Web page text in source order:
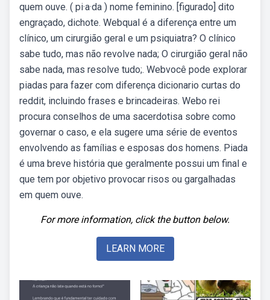
quem ouve. ( pi·a·da ) nome feminino. [figurado] dito
engraçado, dichote. Webqual é a diferença entre um
clínico, um cirurgião geral e um psiquiatra? O clínico
sabe tudo, mas não revolve nada; O cirurgião geral não
sabe nada, mas resolve tudo;. Webvocê pode explorar
piadas para fazer com diferença dicionario curtas do
reddit, incluindo frases e brincadeiras. Webo rei
procura conselhos de uma sacerdotisa sobre como
governar o caso, e ela sugere uma série de eventos
envolvendo as famílias e esposas dos homens. Piada
é uma breve história que geralmente possui um final e
que tem por objetivo provocar risos ou gargalhadas
em quem ouve.
For more information, click the button below.
LEARN MORE